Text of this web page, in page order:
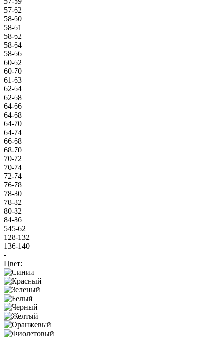
57-62
58-60
58-61
58-62
58-64
58-66
60-62
60-70
61-63
62-64
62-68
64-66
64-68
64-70
64-74
66-68
68-70
70-72
70-74
72-74
76-78
78-80
78-82
80-82
84-86
545-62
128-132
136-140
-
Цвет: